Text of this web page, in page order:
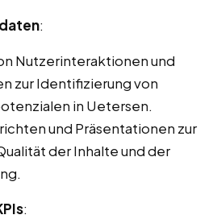
:
Nutzerinteraktionen und
zur Identifizierung von
in Uetersen.
und Präsentationen zur
der Inhalte und der
: